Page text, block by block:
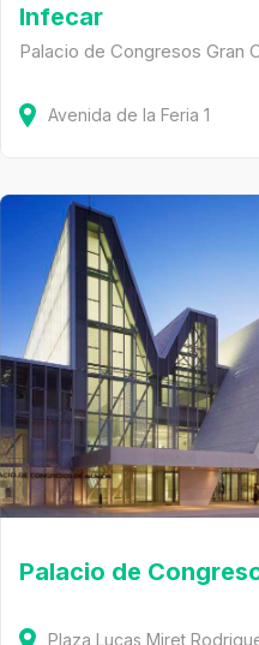
Infecar
Palacio de Congresos Gran
Avenida de la Feria 1
Palacio de
Plaza Lucas Miret